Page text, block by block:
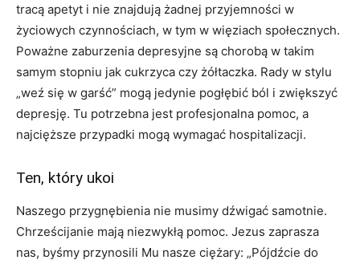
tracą apetyt i nie znajdują żadnej przyjemności w
życiowych czynnościach, w tym w więziach społecznych.
Poważne zaburzenia depresyjne są chorobą w takim
samym stopniu jak cukrzyca czy żółtaczka. Rady w stylu
„weź się w garść” mogą jedynie pogłębić ból i zwiększyć
depresję. Tu potrzebna jest profesjonalna pomoc, a
najcięższe przypadki mogą wymagać hospitalizacji.
Ten, który ukoi
Naszego przygnębienia nie musimy dźwigać samotnie.
Chrześcijanie mają niezwykłą pomoc. Jezus zaprasza
nas, byśmy przynosili Mu nasze ciężary: „Pójdźcie do